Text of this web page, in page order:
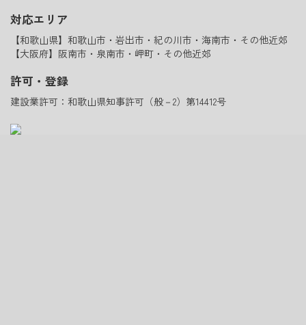
対応エリア
【和歌山県】和歌山市・岩出市・紀の川市・海南市・その他近郊
【大阪府】阪南市・泉南市・岬町・その他近郊
許可・登録
建設業許可：和歌山県知事許可（般－2）第14412号